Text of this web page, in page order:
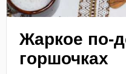
Жаркое по-
горшочках